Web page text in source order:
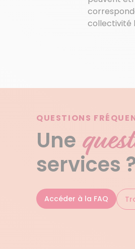
collectivité
QUESTIONS
Une
services
Accéder à la FAQ